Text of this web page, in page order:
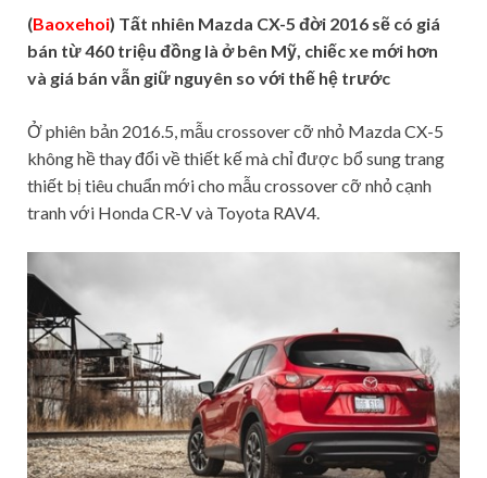
(Baoxehoi) Tất nhiên Mazda CX-5 đời 2016 sẽ có giá
bán từ 460 triệu đồng là ở bên Mỹ, chiếc xe mới hơn
và giá bán vẫn giữ nguyên so với thế hệ trước
Ở phiên bản 2016.5, mẫu crossover cỡ nhỏ Mazda CX-5
không hề thay đổi về thiết kế mà chỉ được bổ sung trang
thiết bị tiêu chuẩn mới cho mẫu crossover cỡ nhỏ cạnh
tranh với Honda CR-V và Toyota RAV4.